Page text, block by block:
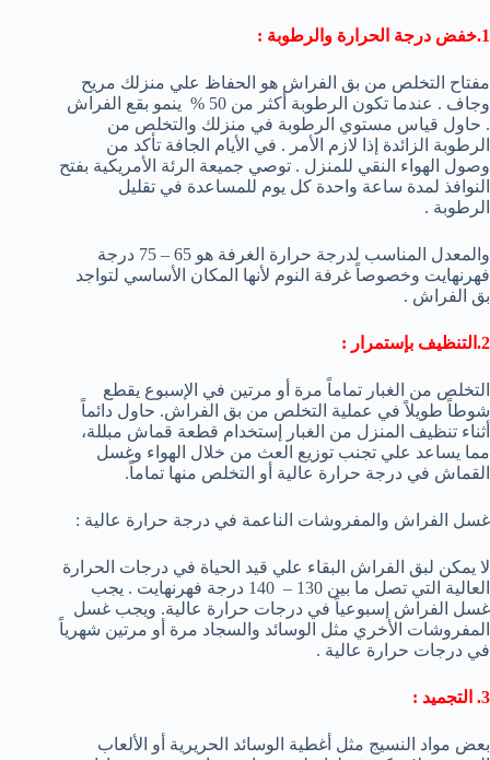
1.خفض درجة الحرارة والرطوبة :
مفتاح التخلص من بق الفراش هو الحفاظ علي منزلك مريح
وجاف . عندما تكون الرطوبة أكثر من 50 % ينمو بقع الفراش
. حاول قياس مستوي الرطوبة في منزلك والتخلص من
الرطوبة الزائدة إذا لازم الأمر . في الأيام الجافة تأكد من
وصول الهواء النقي للمنزل . توصي جميعة الرئة الأمريكية بفتح
النوافذ لمدة ساعة واحدة كل يوم للمساعدة في تقليل
الرطوبة .
والمعدل المناسب لدرجة حرارة الغرفة هو 65 – 75 درجة
فهرنهايت وخصوصاً غرفة النوم لأنها المكان الأساسي لتواجد
بق الفراش .
2.التنظيف بإستمرار :
التخلص من الغبار تماماً مرة أو مرتين في الإسبوع يقطع
شوطاً طويلاً في عملية التخلص من بق الفراش. حاول دائماً
أثناء تنظيف المنزل من الغبار إستخدام قطعة قماش مبللة،
مما يساعد علي تجنب توزيع العث من خلال الهواء وغسل
القماش في درجة حرارة عالية أو التخلص منها تماماً.
غسل الفراش والمفروشات الناعمة في درجة حرارة عالية :
لا يمكن لبق الفراش البقاء علي قيد الحياة في درجات الحرارة
العالية التي تصل ما بين 130 – 140 درجة فهرنهايت . يجب
غسل الفراش إسبوعياً في درجات حرارة عالية. ويجب غسل
المفروشات الأخري مثل الوسائد والسجاد مرة أو مرتين شهرياً
في درجات حرارة عالية .
3. التجميد :
بعض مواد النسيج مثل أغطية الوسائد الحريرية أو الألعاب